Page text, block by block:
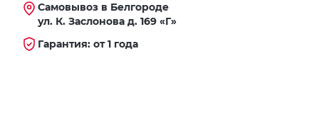
Самовывоз в Белгороде
ул. К. Заслонова д. 169 «Г»
Гарантия: от 1 года